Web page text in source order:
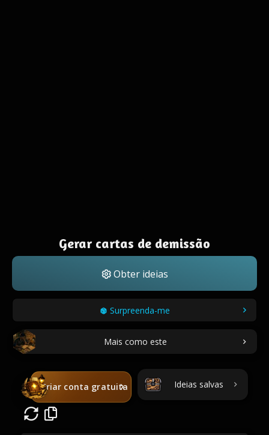
Gerar cartas de demissão
Obter ideias
Surpreenda-me
Mais como este
Criar conta gratuita Ideias salvas